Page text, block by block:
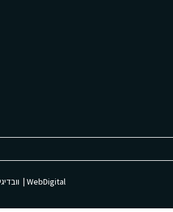
WebDigital | וובדיגיטל – עיצוב ובניית אתרים